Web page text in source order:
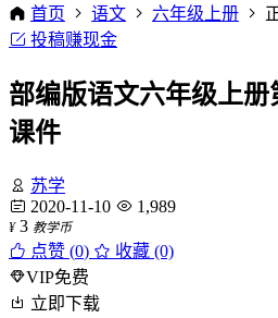
首页 语文 六年级上册
投稿赚现金
部编版语文六年级上册
课件
苏学
2020-11-10
1,989
¥ 3 教学币
点赞 (0)
收藏 (0)
VIP免费
立即下载